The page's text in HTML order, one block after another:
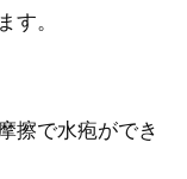
す。
擦で水疱ができ